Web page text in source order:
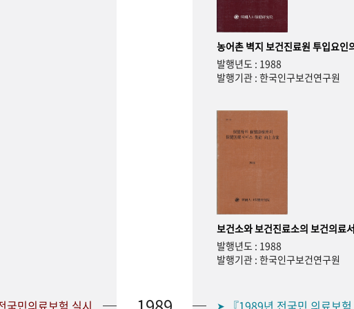
농어촌 벽지 보건진료원 투입요인
발행년도 : 1988
발행기관 : 한국인구보건연구원
보건소와 보건진료소의 보건의료
발행년도 : 1988
발행기관 : 한국인구보건연구원
➤